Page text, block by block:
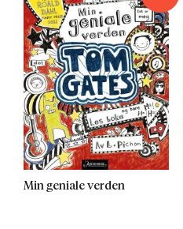
Min geniale verden